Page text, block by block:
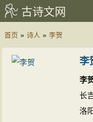
古诗文网
首页 » 诗人 » 李贺
李
李
长
洛